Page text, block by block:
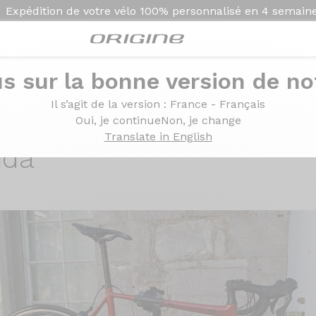
Expédition de votre vélo 100% personnalisé en 4
sur la bonne version de
Il s’agit de la version : France - Français
Oui, je continueNon, je change
Translate in English
R8000 - Roues Campagnolo Zonda
Ultegra R8000 -